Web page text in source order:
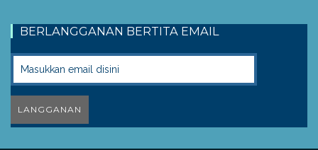
BERLANGGANAN BERTITA EMAIL